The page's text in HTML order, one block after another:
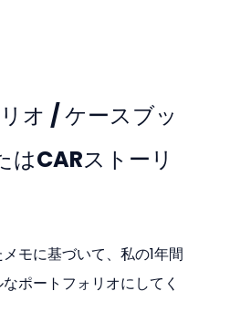
オ / ケースブッ
はCARストーリ
モに基づいて、私の1年間
ポートフォリオにしてく